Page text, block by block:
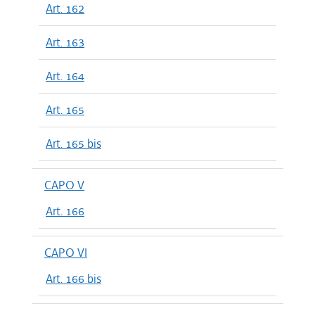
Art. 162
Art. 163
Art. 164
Art. 165
Art. 165 bis
CAPO V
Art. 166
CAPO VI
Art. 166 bis